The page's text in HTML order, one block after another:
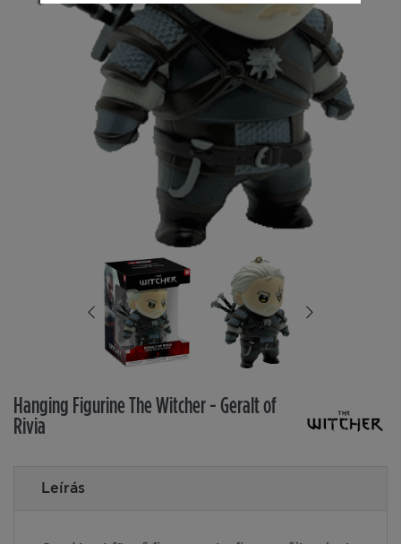
Hanging Figurine The Witcher - Geralt of
Rivia
Leírás